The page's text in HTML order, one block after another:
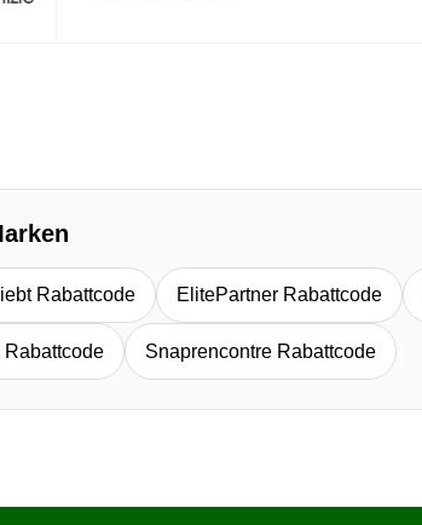
Rabattcode ElitePartner Rabattcode
Rabattcode Snaprencontre Rabattcode